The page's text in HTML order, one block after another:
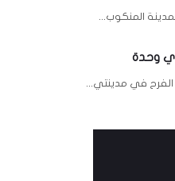
المنكوب...
وحدة
في مدينتي...